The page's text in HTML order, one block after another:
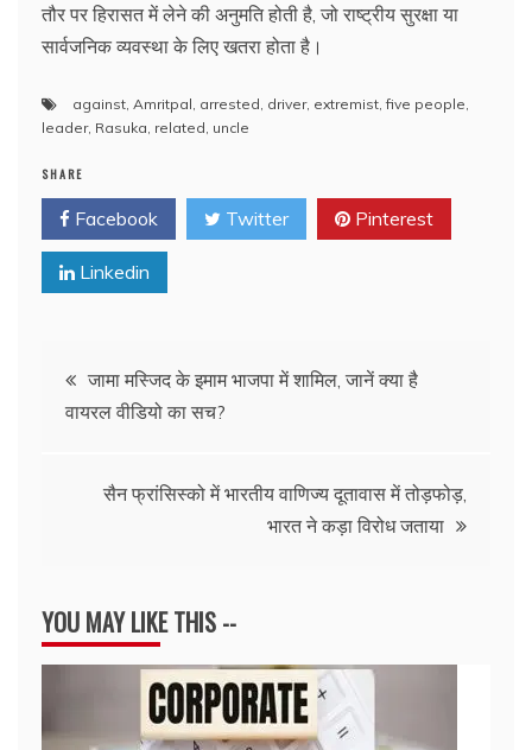
तौर पर हिरासत में लेने की अनुमति होती है, जो राष्ट्रीय सुरक्षा या
सार्वजनिक व्यवस्था के लिए खतरा होता है।
against Amritpal arrested driver, extremist ,five people
leader, Rasuka related uncle
SHARE
Facebook Twitter Pinterest
Linkedin
Post
navigation
जामा मस्जिद के इमाम भाजपा में शामिल, जानें क्या है
वायरल वीडियो का सच?
सैन फ्रांसिस्को में भारतीय वाणिज्य दूतावास में तोड़फोड़,
भारत ने कड़ा विरोध जताया
YOU MAY LIKE THIS --